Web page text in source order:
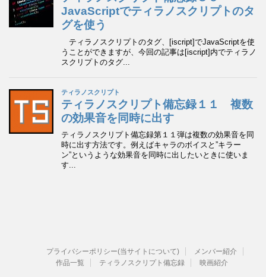
プライバシーポリシー(当サイトについて)
メンバー紹介
作品一覧
ティラノスクリプト備忘録 映画紹介